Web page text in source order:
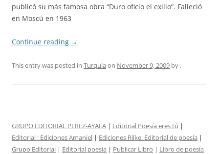
publicó su más famosa obra “Duro oficio el exilio”. Falleció
en Moscú en 1963
Continue reading →
This entry was posted in Turquía on November 9, 2009 by .
GRUPO EDITORIAL PEREZ-AYALA | Editorial Poesía eres tú |
Editorial : Ediciones Amaniel | Ediciones Rilke. Editorial de poesía |
Grupo Editorial | Editorial poesía | Publicar Libro | Libro de poesía